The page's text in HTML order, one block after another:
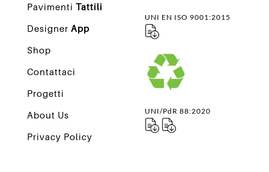
Pavimenti Tattili
Designer App
Shop
Contattaci
Progetti
About Us
Privacy Policy
UNI EN ISO 9001:2015
UNI/PdR 88:2020